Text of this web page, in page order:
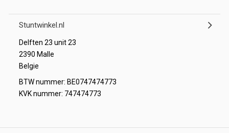
Stuntwinkel.nl
Delften 23 unit 23
2390 Malle
Belgie
BTW nummer: BE0747474773
KVK nummer: 747474773